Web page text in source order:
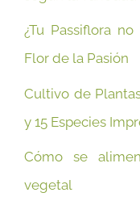
¿Tu Passiflora
Flor de la Pasión
Cultivo de
y 15 Especies
Cómo se
vegetal